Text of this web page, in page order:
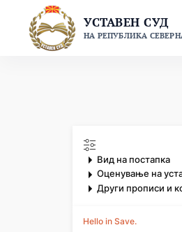
content
УСТАВЕН СУД
НА РЕПУБЛИКА
Вид на постапка
Оценување на уставност или
Други прописи и
Hello in Save.